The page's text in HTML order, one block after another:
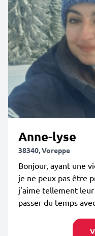
Anne-lyse
38340, Voreppe
Bonjour, ayant une
je ne peux pas être
j'aime tellement leur
passer du temps